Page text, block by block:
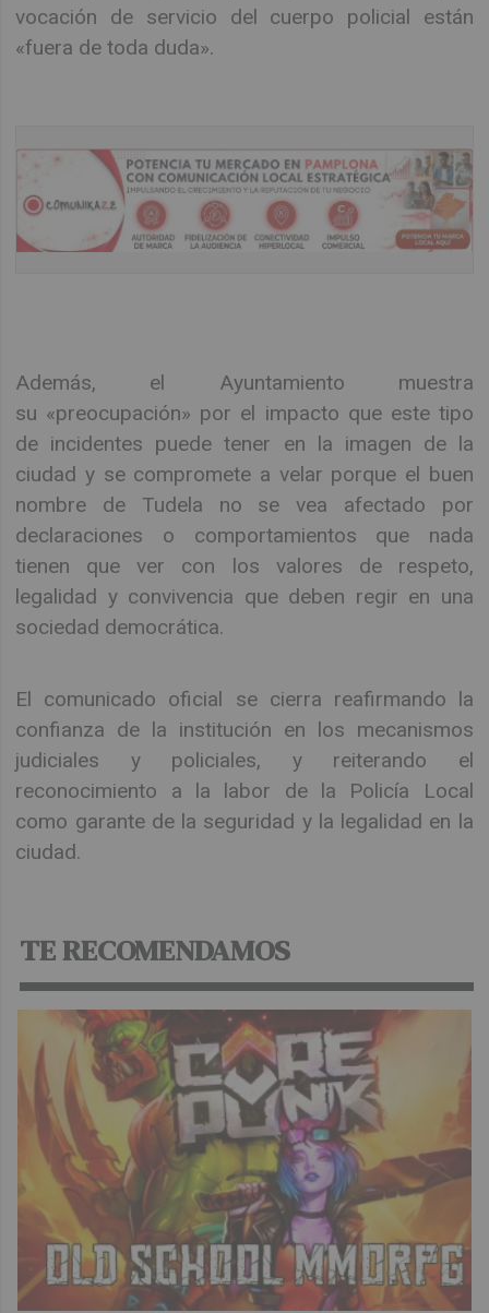
vocación de servicio del cuerpo policial están
«fuera de toda duda».
Además, el Ayuntamiento muestra
su «preocupación» por el impacto que este tipo
de incidentes puede tener en la imagen de la
ciudad y se compromete a velar porque el buen
nombre de Tudela no se vea afectado por
declaraciones o comportamientos que nada
tienen que ver con los valores de respeto,
legalidad y convivencia que deben regir en una
sociedad democrática.
El comunicado oficial se cierra reafirmando la
confianza de la institución en los mecanismos
judiciales y policiales, y reiterando el
reconocimiento a la labor de la Policía Local
como garante de la seguridad y la legalidad en la
ciudad.
TE RECOMENDAMOS